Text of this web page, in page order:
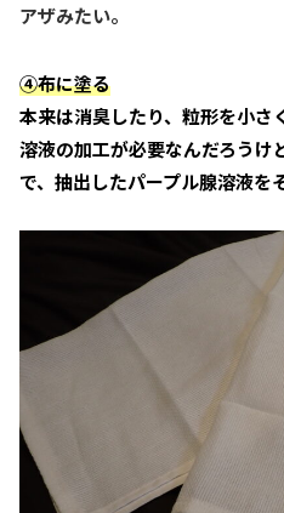
アザみたい。
④布に塗る
本来は消臭したり、粒形を小
溶液の加工が必要なんだろうけ
で、抽出したパープル腺溶液を